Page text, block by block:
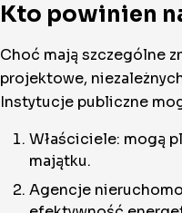
Kto powinien
Choć mają szczególne
projektowe,
Instytucje publiczne
Właściciele: mogą
majątku.
Agencje